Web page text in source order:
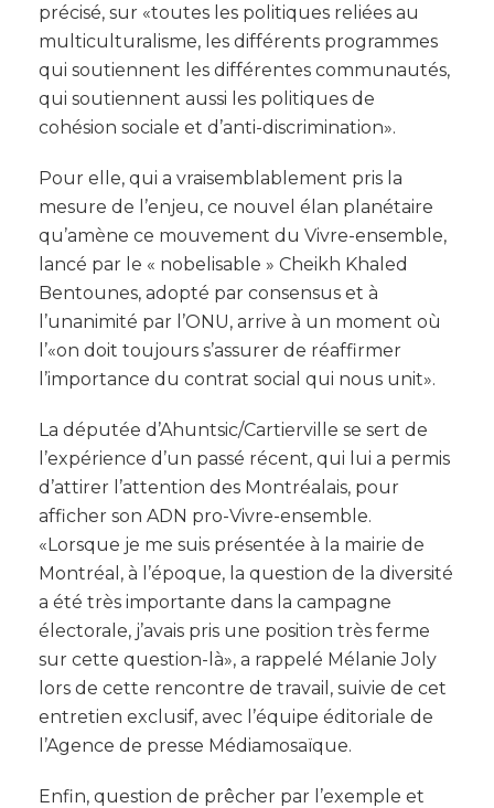
précisé, sur «toutes les politiques reliées au
multiculturalisme, les différents programmes
qui soutiennent les différentes communautés,
qui soutiennent aussi les politiques de
cohésion sociale et d’anti-discrimination».
Pour elle, qui a vraisemblablement pris la
mesure de l’enjeu, ce nouvel élan planétaire
qu’amène ce mouvement du Vivre-ensemble,
lancé par le « nobelisable » Cheikh Khaled
Bentounes, adopté par consensus et à
l’unanimité par l’ONU, arrive à un moment où
l’«on doit toujours s’assurer de réaffirmer
l’importance du contrat social qui nous unit».
La députée d’Ahuntsic/Cartierville se sert de
l’expérience d’un passé récent, qui lui a permis
d’attirer l’attention des Montréalais, pour
afficher son ADN pro-Vivre-ensemble.
«Lorsque je me suis présentée à la mairie de
Montréal, à l’époque, la question de la diversité
a été très importante dans la campagne
électorale, j’avais pris une position très ferme
sur cette question-là», a rappelé Mélanie Joly
lors de cette rencontre de travail, suivie de cet
entretien exclusif, avec l’équipe éditoriale de
l’Agence de presse Médiamosaïque.
Enfin, question de prêcher par l’exemple et